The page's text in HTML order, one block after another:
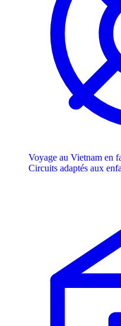
Voyage au Vietnam en
Circuits adaptés aux